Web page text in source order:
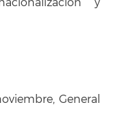
General